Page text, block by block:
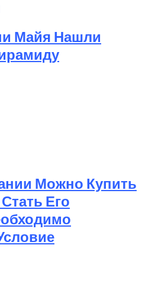
Майя Нашли
Можно Купить
Его